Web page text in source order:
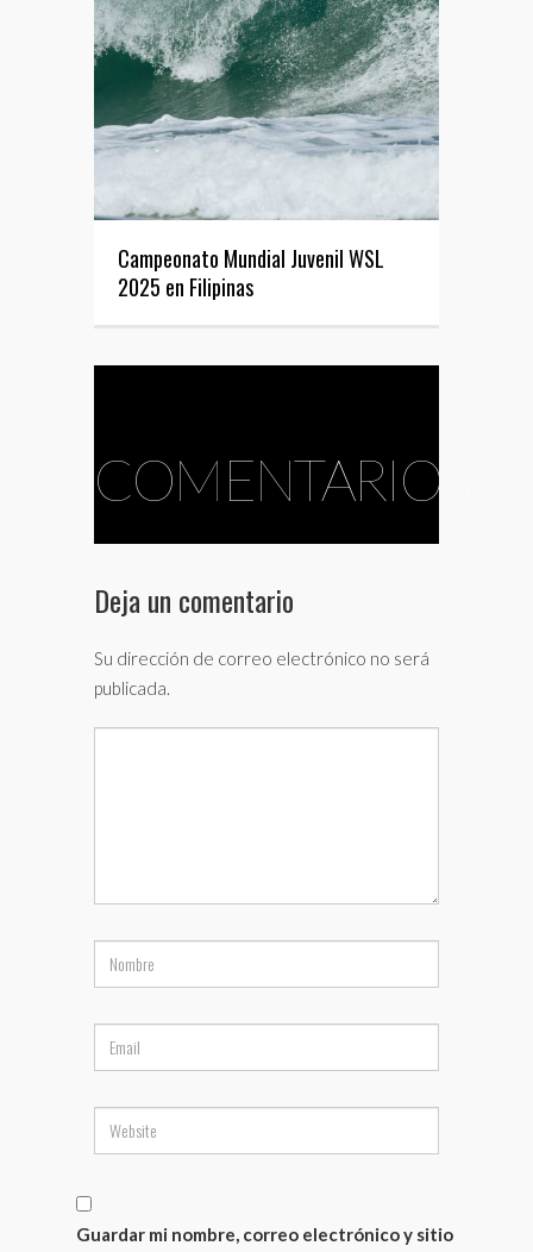
Campeonato Mundial Juvenil WSL
2025 en Filipinas
COMENTARIOS
Deja un comentario
Su dirección de correo electrónico no será
publicada.
Guardar mi nombre, correo electrónico y sitio